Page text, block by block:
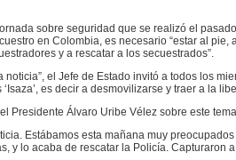
sobre seguridad que se realizó el
en Colombia, es necesario “estar al pie,
y a rescatar a los secuestrados”.
noticia”, el Jefe de Estado invitó a todos los
es decir a desmovilizarse y traer a la
Presidente Álvaro Uribe Vélez sobre este
Estábamos esta mañana muy
y lo acaba de rescatar la Policía. Capturaron